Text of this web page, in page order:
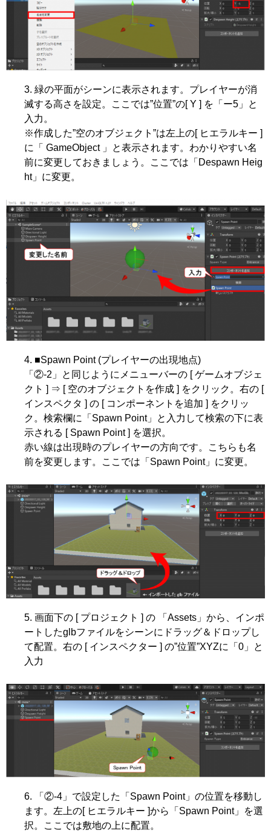
緑の平面がシーンに表示されます。プレイヤーが消
滅する高さを設定。ここでは”位置”の[ Y ] を「ー5」と
入力。
※作成した”空のオブジェクト”は左上の[ ヒエラルキー ]
に「 GameObject 」と表示されます。わかりやすい名
前に変更しておきましょう。ここでは「Despawn Heig
ht」に変更。
■Spawn Point (プレイヤーの出現地点)
「②-2」と同じようにメニューバーの [ ゲームオブジェ
クト ] ⇒ [ 空のオブジェクトを作成 ] をクリック。右の [
インスペクタ ] の [ コンポーネントを追加 ] をクリッ
ク。検索欄に「Spawn Point」と入力して検索の下に表
示される [ Spawn Point ] を選択。
赤い線は出現時のプレイヤーの方向です。こちらも名
前を変更します。ここでは「Spawn Point」に変更。
画面下の [ プロジェクト ] の 「Assets」から、インポ
ートしたglbファイルをシーンにドラッグ＆ドロップし
て配置。右の [ インスペクター ] の”位置”XYZに「0」と
入力
「②-4」で設定した「Spawn Point」の位置を移動し
ます。左上の[ ヒエラルキー ]から「Spawn Point」を選
択。ここでは敷地の上に配置。